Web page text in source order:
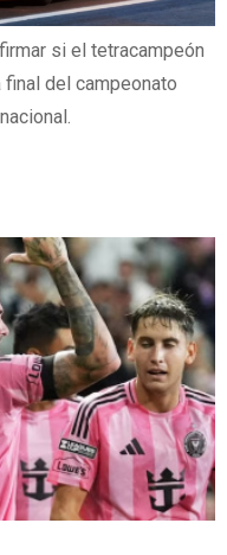
si el tetracampeón
del campeonato